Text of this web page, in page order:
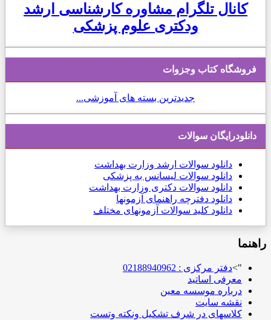
کانال تلگرام مشاوره کارشناسی ارشد
ودکتری علوم پزشکی
فروشگاه کتاب وجزوات
جدیدترین بسته های آموزشی...
دانلودرایگان سوالات
دانلود سوالات ارشد وزارت بهداشت
دانلود سوالات لیسانس به پزشکی
دانلود سوالات دکتری وزارت بهداشت
دانلود دفترچه راهنمای آزمونها
دانلود کلید سوالات آزمونهای مختلف
راهنما
">دفتر مرکزی : 02188940962
معرفی اساتید
درباره موسسه معین
نقشه سایت
کلاسهای در شرف تشکیل ونکته وتست